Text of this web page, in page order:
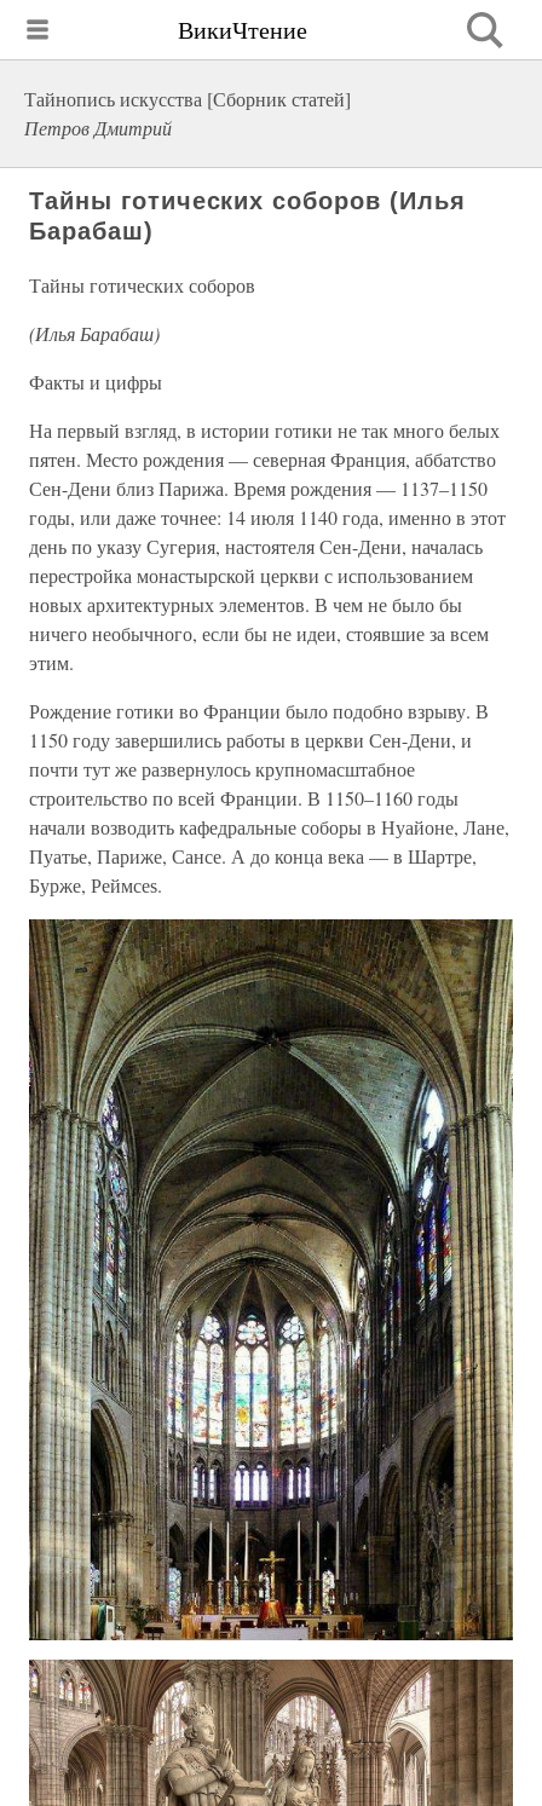
ВикиЧтение
Тайнопись искусства [Сборник статей]
Петров Дмитрий
Тайны готических соборов (Илья
Барабаш)
Тайны готических соборов
(Илья Барабаш)
Факты и цифры
На первый взгляд, в истории готики не так много белых
пятен. Место рождения — северная Франция, аббатство
Сен-Дени близ Парижа. Время рождения — 1137–1150
годы, или даже точнее: 14 июля 1140 года, именно в этот
день по указу Сугерия, настоятеля Сен-Дени, началась
перестройка монастырской церкви с использованием
новых архитектурных элементов. В чем не было бы
ничего необычного, если бы не идеи, стоявшие за всем
этим.
Рождение готики во Франции было подобно взрыву. В
1150 году завершились работы в церкви Сен-Дени, и
почти тут же развернулось крупномасштабное
строительство по всей Франции. В 1150–1160 годы
начали возводить кафедральные соборы в Нуайоне, Лане,
Пуатье, Париже, Сансе. А до конца века — в Шартре,
Бурже, Реймсеѕ.